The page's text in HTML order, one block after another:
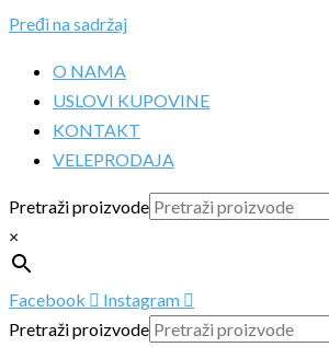
Pređi na sadržaj
O NAMA
USLOVI KUPOVINE
KONTAKT
VELEPRODAJA
Pretraži proizvode
×
Facebook
Instagram
Pretraži proizvode